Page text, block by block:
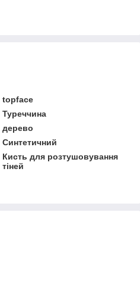
topface
Туреччина
дерево
Синтетичний
Кисть для розтушовування
тіней